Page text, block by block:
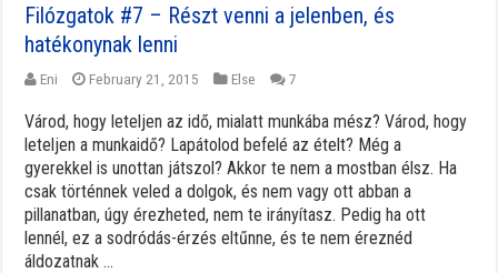
Filózgatok #7 – Részt venni a jelenben, és
hatékonynak lenni
Eni February 21, 2015 Else 7
Várod, hogy leteljen az idő, mialatt munkába mész? Várod, hogy
leteljen a munkaidő? Lapátolod befelé az ételt? Még a
gyerekkel is unottan játszol? Akkor te nem a mostban élsz. Ha
csak történnek veled a dolgok, és nem vagy ott abban a
pillanatban, úgy érezheted, nem te irányítasz. Pedig ha ott
lennél, ez a sodródás-érzés eltűnne, és te nem éreznéd
áldozatnak ...